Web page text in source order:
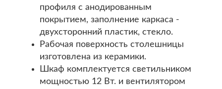
профиля с анодированным
покрытием, заполнение каркаса -
двухсторонний пластик, стекло.
Рабочая поверхность столешницы
изготовлена из керамики.
Шкаф комплектуется светильником
мощностью 12 Вт. и вентилятором